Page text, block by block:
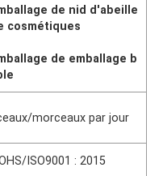
de nid d'abeille
cosmétiques
de emballage b
morceaux par jour
ISO9001 : 2015